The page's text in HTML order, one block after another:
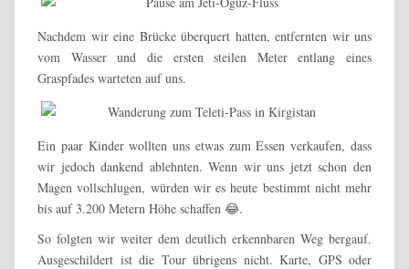
Nachdem wir eine Brücke überquert hatten, entfernten wir uns
vom Wasser und die ersten steilen Meter entlang eines
Graspfades warteten auf uns.
Ein paar Kinder wollten uns etwas zum Essen verkaufen, dass
wir jedoch dankend ablehnten. Wenn wir uns jetzt schon den
Magen vollschlugen, würden wir es heute bestimmt nicht mehr
bis auf 3.200 Metern Höhe schaffen 😂.
So folgten wir weiter dem deutlich erkennbaren Weg bergauf.
Ausgeschildert ist die Tour übrigens nicht. Karte, GPS oder